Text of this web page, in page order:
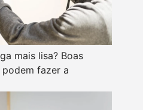
mais lisa? Boas
fazer a